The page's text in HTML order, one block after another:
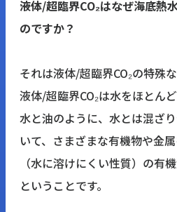
――液体/超臨界CO₂はなぜ海底
のですか？
それは液体/超臨界CO₂の特殊
液体/超臨界CO₂は水をほとん
水と油のように、水とは混ざ
いて、さまざまな有機物や金
（水に溶けにくい性質）の有
ということです。